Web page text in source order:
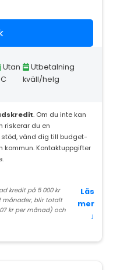
Utan
Utbetalning
kväll/helg
. Om du inte kan
riskerar du en
vänd dig till budget-
kommun. Kontaktuppgifter
kredit på 5 000 kr
månader, blir totalt
kr per månad) och
Läs
mer
↓